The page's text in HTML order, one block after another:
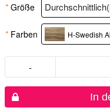
* Größe
* Farben H-Swedish
-
In